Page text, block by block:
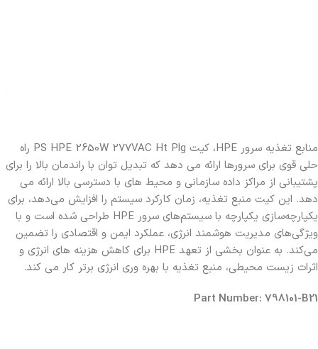
منابع تغذیه سرور HPE، کیت PS HPE 2650W 277VAC Ht Plg راه
حلی قوی برای سرورها ارائه می دهد که تبدیل توان با راندمان بالا را برای
پشتیبانی از مراکز داده سازمانی و محیط های با دسترسی بالا ارائه می
دهد. این کیت منبع تغذیه، زمان کارکرد سیستم را افزایش می‌دهد، برای
یکپارچه‌سازی یکپارچه با سیستم‌های سرور HPE طراحی شده است و با
ویژگی‌های مدیریت هوشمند انرژی، عملکرد ایمن و اقتصادی را تضمین
می‌کند. به عنوان بخشی از تعهد HPE برای کاهش هزینه های انرژی و
اثرات زیست محیطی، منبع تغذیه با بهره وری انرژی برتر کار می کند.
Part Number: 798101-B21